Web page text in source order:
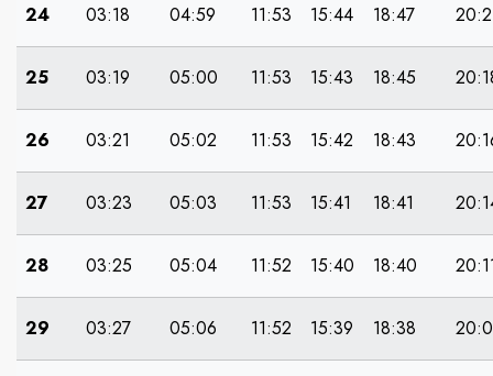
24 03:18 04:59 11:53 15:44 18:47
25 03:19 05:00 11:53 15:43 18:45
26 03:21 05:02 11:53 15:42 18:43
27 03:23 05:03 11:53 15:41 18:41
28 03:25 05:04 11:52 15:40 18:40
29 03:27 05:06 11:52 15:39 18:38